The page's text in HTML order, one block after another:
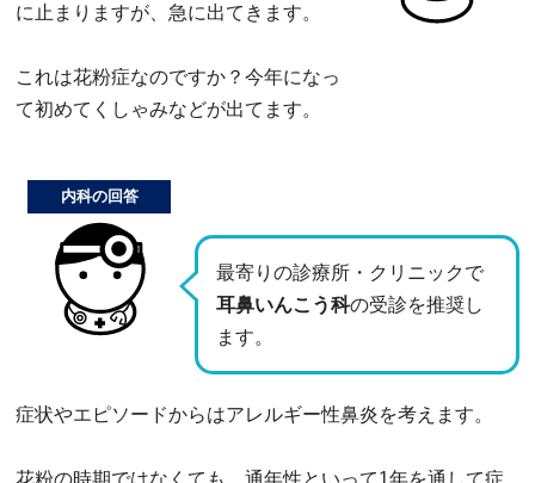
に止まりますが、急に出てきます。
これは花粉症なのですか？今年になっ
て初めてくしゃみなどが出てます。
最寄りの診療所・クリニックで
耳鼻いんこう科の受診を推奨し
ます。
内科の回答
症状やエピソードからはアレルギー性鼻炎を考えます。
花粉の時期ではなくても、通年性といって1年を通して症